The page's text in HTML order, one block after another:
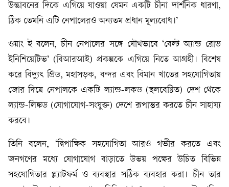
উদ্ভাবনের দিকে এগিয়ে যাওয়া যেমন একটি চীনা দার্শনিক ধারণা,
ঠিক তেমনি এটি নেপালেরও অন্যতম প্রধান মূল্যবোধ।’
ওয়াং ই বলেন, চীন নেপালের সঙ্গে যৌথভাবে ‘বেল্ট অ্যান্ড রোড
ইনিশিয়েটিভ’ (বিআরআই) প্রকল্পকে এগিয়ে নিতে আগ্রহী। বিশেষ
করে বিদ্যুৎ গ্রিড, মহাসড়ক, বন্দর এবং বিমান খাতের সহযোগিতায়
জোর দিয়ে নেপালকে একটি ল্যান্ড-লকড (স্থলবেষ্টিত) দেশ থেকে
ল্যান্ড-লিঙ্কড (যোগাযোগ-সংযুক্ত) দেশে রূপান্তর করতে চীন সাহায্য
করবে।
তিনি বলেন, ‘দ্বিপাক্ষিক সহযোগিতা আরও গভীর করতে এবং
জনগণের মধ্যে যোগাযোগ বাড়াতে উভয় পক্ষের উচিত বিভিন্ন
সহযোগিতার প্ল্যাটফর্ম ও ব্যবস্থার সঠিক ব্যবহার করা। চীন তার